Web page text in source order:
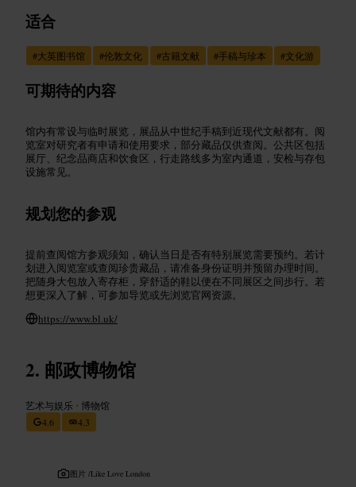
适合
#大英图书馆 #伦敦文化 #古籍文献 #手稿与珍本 #文化游
可期待的内容
馆内有常设与临时展览，展品从中世纪手稿到近现代文献都有。阅
览室对研究者有申请和使用要求，部分藏品仅供查阅。公共区包括
展厅、纪念品商店和饮食区，行走路线多为室内通道，安检与存包
设施常见。
规划您的参观
提前查阅馆方参观须知，确认当日是否有特别展览需要预约。若计
划进入阅览室或查阅珍贵藏品，请准备身份证明并预留办理时间。
把随身大包放入寄存柜，穿舒适的鞋以便在不同展区之间步行。若
想更深入了解，可参加导览或先浏览官网资源。
https://www.bl.uk/
邮政博物馆
艺术与娱乐 •博物馆
4.6
4.3
图片 /Like Love London